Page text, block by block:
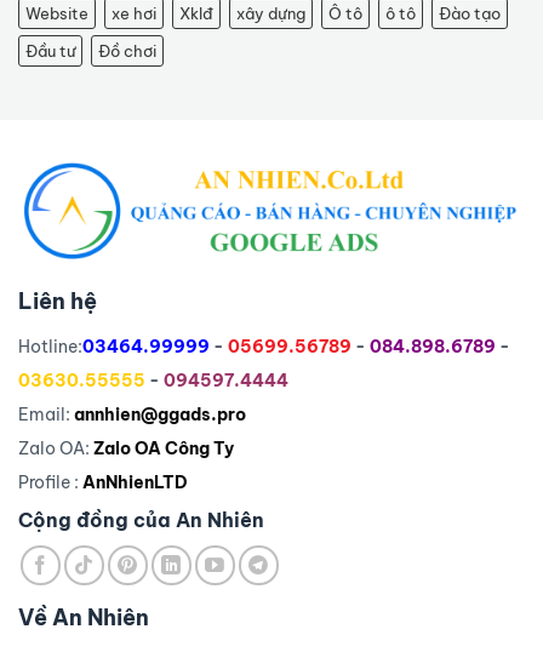
Website
xe hơi Xklđ xây dựng Ô tô ô tô
Đào tạo
Đầu tư
Đồ chơi
Liên hệ
Hotline:03464.99999 - 05699.56789 - 084.898.6789 -
03630.55555 - 094597.4444
Email: annhien@ggads.pro
Zalo OA: Zalo OA Công Ty
Profile : AnNhienLTD
Cộng đồng của An Nhiên
Về An Nhiên